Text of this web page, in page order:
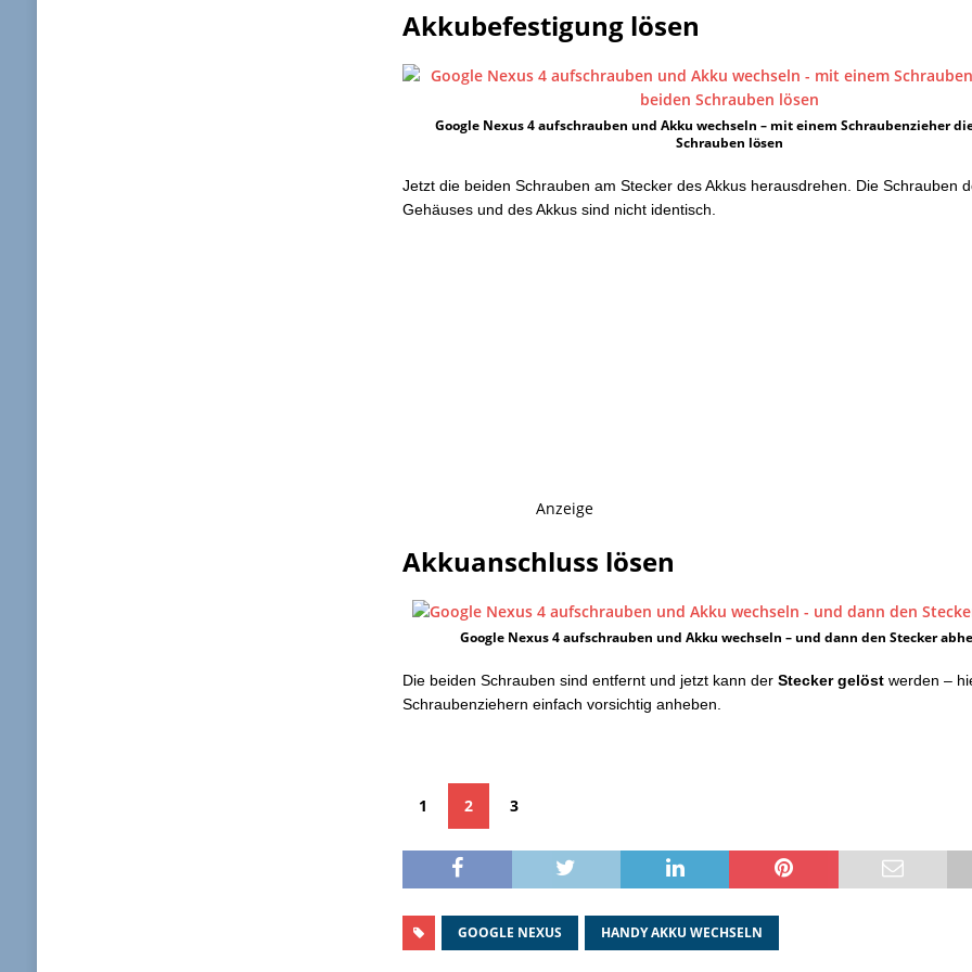
Akkubefestigung lösen
Google Nexus 4 aufschrauben und Akku wechseln – mit einem Schraubenzieher
Schrauben lösen
Jetzt die beiden Schrauben am Stecker des Akkus herausdrehen. Die Schrauben
Gehäuses und des Akkus sind nicht identisch.
Anzeige
Akkuanschluss lösen
Google Nexus 4 aufschrauben und Akku wechseln – und dann den Stecker
Die beiden Schrauben sind entfernt und jetzt kann derStecker gelöst werden –
Schraubenziehern einfach vorsichtig anheben.
1 2 3
GOOGLE NEXUS HANDY AKKU WECHSELN